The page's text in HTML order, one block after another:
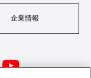
企業情報